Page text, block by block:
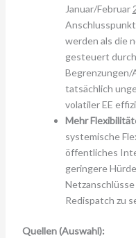
Januar/Februar
werden als die
gesteuert
Begrenzungen/
tatsächlich
volatiler EE
Mehr
systemische
öffentliches
geringere
Redispatch zu
Quellen (Auswahl):